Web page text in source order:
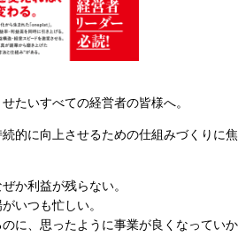
たいすべての経営者の皆様へ。
的に向上させるための仕組みづくりに焦
か利益が残らない。
いつも忙しい。
に、思ったように事業が良くなっていか